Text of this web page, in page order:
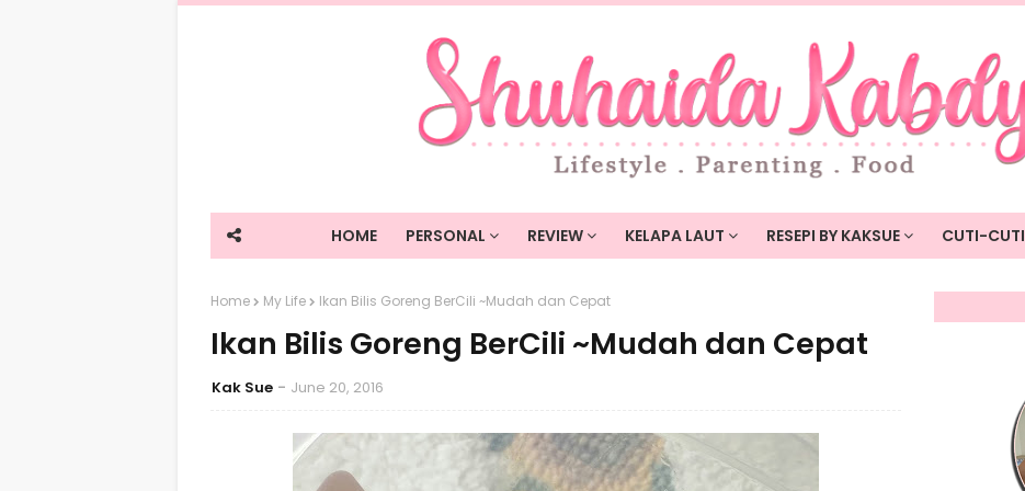
HOME PERSONAL REVIEW KELAPA LAUT RESEPI BY KAKSUE CUTI-CUTI
Home My Life Ikan Bilis Goreng BerCili ~Mudah dan Cepat
Ikan Bilis Goreng BerCili ~Mudah dan Cepat
Kak Sue June 20, 2016